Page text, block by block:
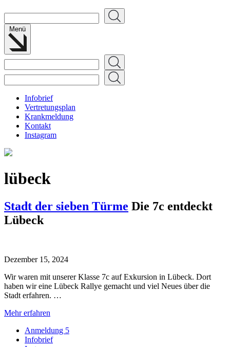
Suchen
Suchen
Suchen
Infobrief
Vertretungsplan
Krankmeldung
Kontakt
Instagram
lübeck
Stadt der sieben Türme Die 7c entdeckt
Lübeck
Dezember 15, 2024
Wir waren mit unserer Klasse 7c auf Exkursion in Lübeck. Dort
haben wir eine Lübeck Rallye gemacht und viel Neues über die
Stadt erfahren. …
Mehr erfahren
Anmeldung 5
Infobrief